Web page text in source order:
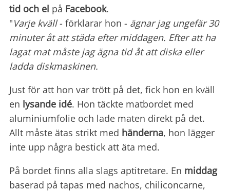
tid och el på Facebook.
"Varje kväll- förklarar hon - ägnar jag ungefär 30
minuter åt att städa efter middagen. Efter att ha
lagat mat måste jag ägna tid åt att diska eller
ladda diskmaskinen.
Just för att hon var trött på det, fick hon en kväll
en lysande idé. Hon täckte matbordet med
aluminiumfolie och lade maten direkt på det.
Allt måste ätas strikt med händerna, hon lägger
inte upp några bestick att äta med.
På bordet finns alla slags aptitretare. En middag
baserad på tapas med nachos, chiliconcarne,